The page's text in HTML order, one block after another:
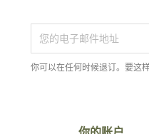
你可以在任何时候退订。要这